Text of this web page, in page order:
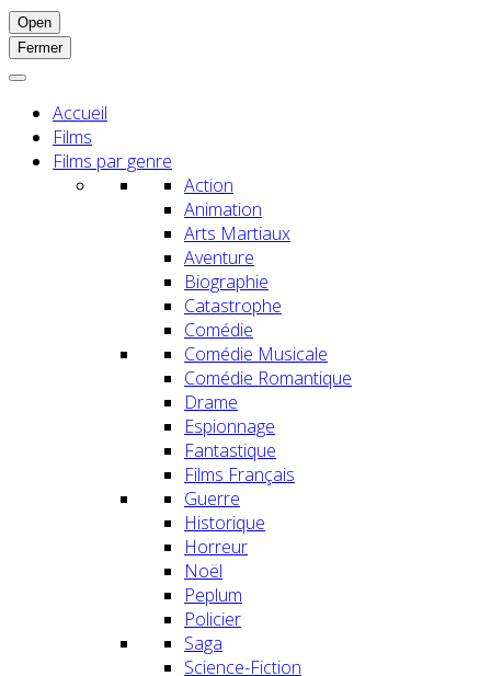
Open
Fermer
Accueil
Films
Films par genre
Action
Animation
Arts Martiaux
Aventure
Biographie
Catastrophe
Comédie
Comédie Musicale
Comédie Romantique
Drame
Espionnage
Fantastique
Films Français
Guerre
Historique
Horreur
Noël
Peplum
Policier
Saga
Science-Fiction